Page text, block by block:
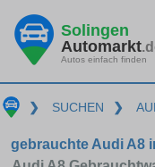
Solingen
Automarkt
Autos einfach finden
❯ SUCHEN ❯
gebrauchte Audi A8